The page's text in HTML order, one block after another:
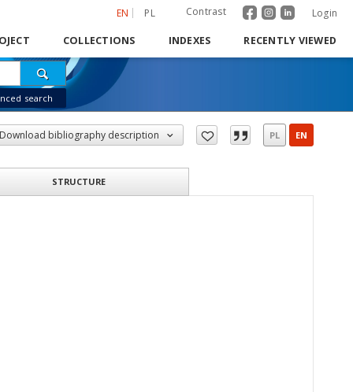
EN PL Contrast Login
COLLECTIONS INDEXES RECENTLY VIEWED
search
Download bibliography description PL EN
STRUCTURE